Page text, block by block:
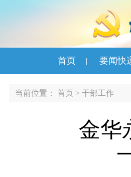
首页 | 要闻快
当前位置： 首页 > 干部工作
金华